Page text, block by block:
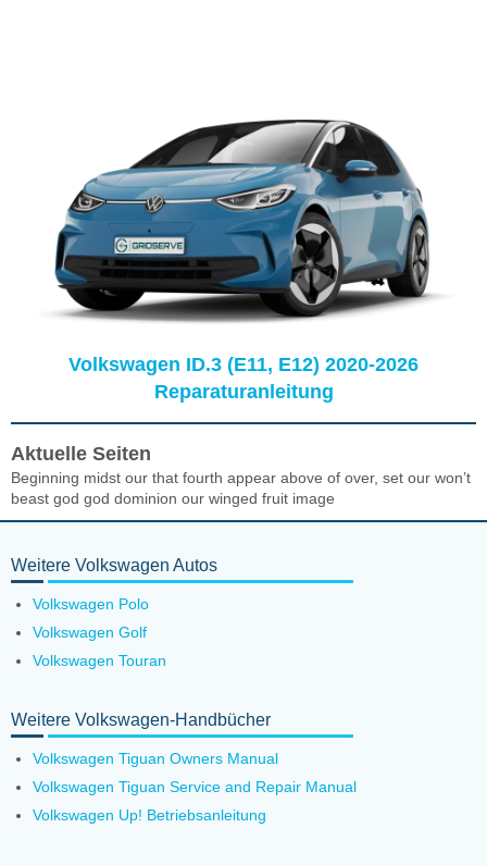
Volkswagen ID.3 (E11, E12) 2020-2026
Reparaturanleitung
Aktuelle Seiten
Beginning midst our that fourth appear above of over, set our won’t
beast god god dominion our winged fruit image
Weitere Volkswagen Autos
Volkswagen Polo
Volkswagen Golf
Volkswagen Touran
Weitere Volkswagen-Handbücher
Volkswagen Tiguan Owners Manual
Volkswagen Tiguan Service and Repair Manual
Volkswagen Up! Betriebsanleitung